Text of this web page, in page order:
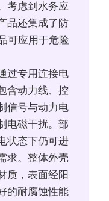
考虑到水务应
品还集成了防
可应用于危险
过专用连接电
含动力线、控
信号与动力电
电磁干扰。部
状态下仍可进
求。整体外壳
质，表面经阳
的耐腐蚀性能